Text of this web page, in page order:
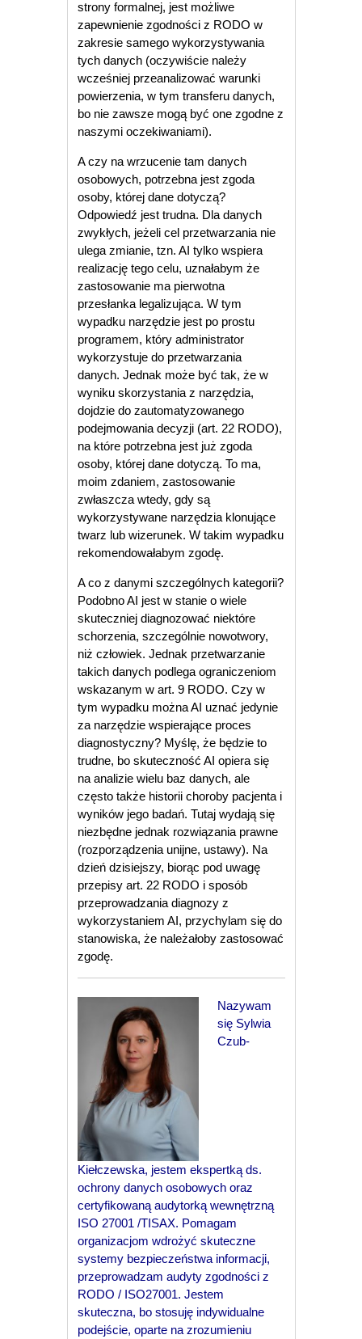
strony formalnej, jest możliwe
zapewnienie zgodności z RODO w
zakresie samego wykorzystywania
tych danych (oczywiście należy
wcześniej przeanalizować warunki
powierzenia, w tym transferu danych,
bo nie zawsze mogą być one zgodne z
naszymi oczekiwaniami).
A czy na wrzucenie tam danych
osobowych, potrzebna jest zgoda
osoby, której dane dotyczą?
Odpowiedź jest trudna. Dla danych
zwykłych, jeżeli cel przetwarzania nie
ulega zmianie, tzn. AI tylko wspiera
realizację tego celu, uznałabym że
zastosowanie ma pierwotna
przesłanka legalizująca. W tym
wypadku narzędzie jest po prostu
programem, który administrator
wykorzystuje do przetwarzania
danych. Jednak może być tak, że w
wyniku skorzystania z narzędzia,
dojdzie do zautomatyzowanego
podejmowania decyzji (art. 22 RODO),
na które potrzebna jest już zgoda
osoby, której dane dotyczą. To ma,
moim zdaniem, zastosowanie
zwłaszcza wtedy, gdy są
wykorzystywane narzędzia klonujące
twarz lub wizerunek. W takim wypadku
rekomendowałabym zgodę.
A co z danymi szczególnych kategorii?
Podobno AI jest w stanie o wiele
skuteczniej diagnozować niektóre
schorzenia, szczególnie nowotwory,
niż człowiek. Jednak przetwarzanie
takich danych podlega ograniczeniom
wskazanym w art. 9 RODO. Czy w
tym wypadku można AI uznać jedynie
za narzędzie wspierające proces
diagnostyczny? Myślę, że będzie to
trudne, bo skuteczność AI opiera się
na analizie wielu baz danych, ale
często także historii choroby pacjenta i
wyników jego badań. Tutaj wydają się
niezbędne jednak rozwiązania prawne
(rozporządzenia unijne, ustawy). Na
dzień dzisiejszy, biorąc pod uwagę
przepisy art. 22 RODO i sposób
przeprowadzania diagnozy z
wykorzystaniem AI, przychylam się do
stanowiska, że należałoby zastosować
zgodę.
Nazywam
się Sylwia
Czub-
Kiełczewska, jestem ekspertką ds.
ochrony danych osobowych oraz
certyfikowaną audytorką wewnętrzną
ISO 27001 /TISAX. Pomagam
organizacjom wdrożyć skuteczne
systemy bezpieczeństwa informacji,
przeprowadzam audyty zgodności z
RODO / ISO27001. Jestem
skuteczna, bo stosuję indywidualne
podejście, oparte na zrozumieniu